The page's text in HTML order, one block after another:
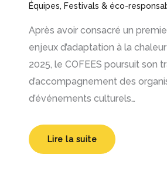
Équipes, Festivals & éco-
Après avoir consacré un
enjeux d’adaptation à la
2025, le COFEES poursuit son
d’accompagnement des
d’événements culturels…
Lire la suite